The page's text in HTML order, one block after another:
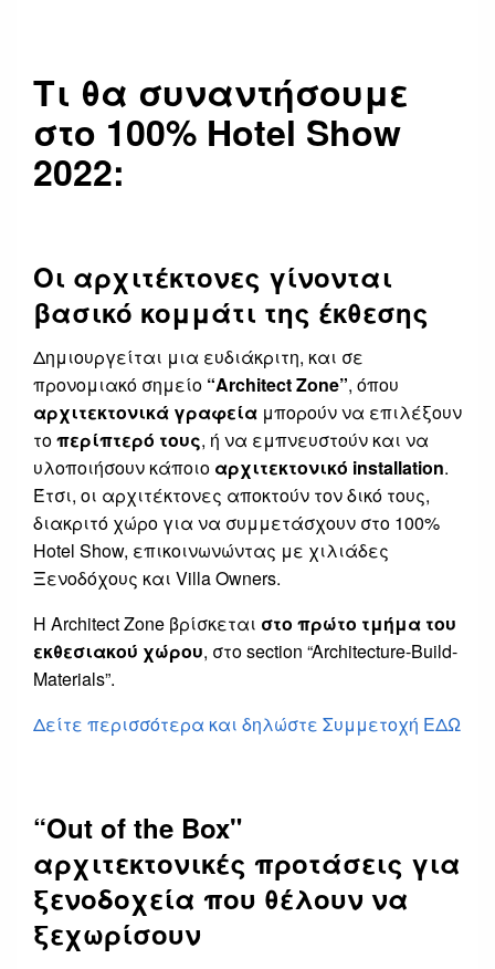
Τι θα συναντήσουμε
στο 100% Hotel Show
2022:
Οι αρχιτέκτονες γίνονται
βασικό κομμάτι της έκθεσης
Δημιουργείται μια ευδιάκριτη, και σε
προνομιακό σημείο “ArchitectZone”, όπου
αρχιτεκτονικά γραφεία μπορούν να επιλέξουν
τοπερίπτερό τους, ή να εμπνευστούν και να
υλοποιήσουν κάποιο αρχιτεκτονικό installation.
Έτσι, οι αρχιτέκτονες αποκτούν τον δικό τους,
διακριτό χώρο για να συμμετάσχουν στο 100%
Hotel Show, επικοινωνώντας με χιλιάδες
Ξενοδόχους και Villa Owners.
Η Architect Zone βρίσκεται στο πρώτο τμήμα του
εκθεσιακού χώρου, στο section “Architecture-Build-
Materials”.
Δείτε περισσότερα και δηλώστε Συμμετοχή ΕΔΩ
“Out of the Box"
αρχιτεκτονικές προτάσεις για
ξενοδοχεία που θέλουν να
ξεχωρίσουν